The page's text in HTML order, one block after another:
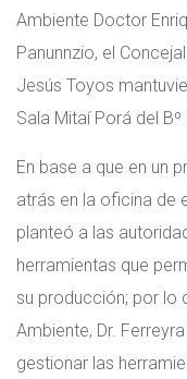
Ambiente Doctor
Panunnzio, el
Jesús Toyos
Sala Mitaí Porá del
En base a que en un
atrás en la oficina de
planteó a las
herramientas que
su producción; por lo
Ambiente, Dr.
gestionar las